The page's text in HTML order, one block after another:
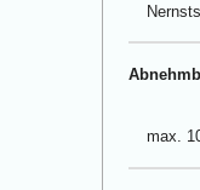
max.